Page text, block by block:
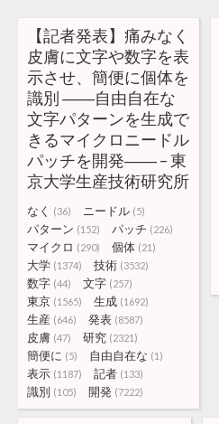
【記者発表】痛みなく
皮膚に文字や数字を表
示させ、簡便に個体を
識別 ――自由自在な
文字パターンを生成で
きるマイクロニードル
パッチを開発―― – 東
京大学生産技術研究所
なく (36) ニードル (5)
パターン (152) パッチ (226)
マイクロ (290) 個体 (21)
大学 (1374) 技術 (3532)
数字 (44) 文字 (257)
東京 (1565) 生成 (1692)
生産 (646) 発表 (8587)
皮膚 (47) 研究 (2321)
簡便に (5) 自由自在な (1)
表示 (1187) 記者 (133)
識別 (105) 開発 (7222)